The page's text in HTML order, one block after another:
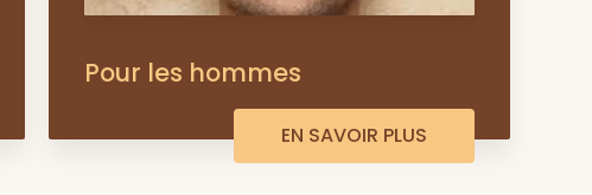
Pour les hommes
EN SAVOIR PLUS